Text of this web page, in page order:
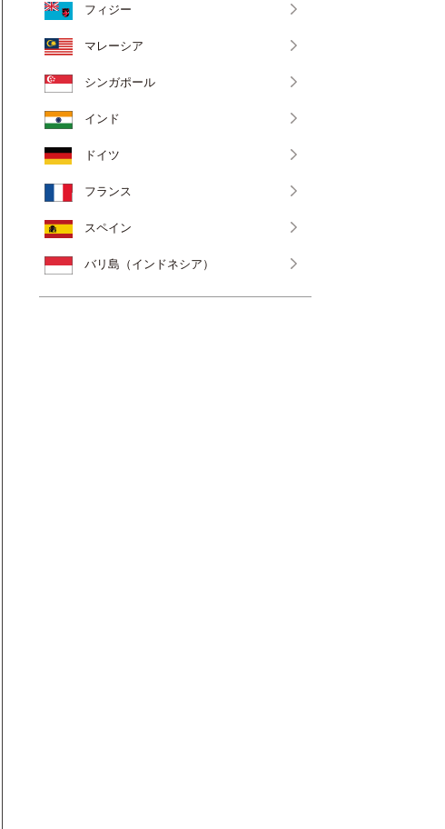
フィジー
マレーシア
シンガポール
インド
ドイツ
フランス
スペイン
バリ島（インドネシア）